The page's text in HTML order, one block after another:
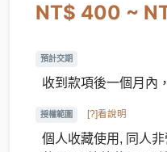
NT$ 400 ~
預計交期
收到款項後一個月內
授權範圍 [?]看說明
個人收藏使用, 同人